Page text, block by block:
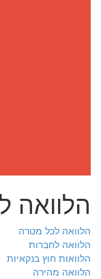
הלוואה
הלוואה לכל מטרה
הלוואה לחברות
הלוואות חוץ בנקאיות
הלוואה מהירה